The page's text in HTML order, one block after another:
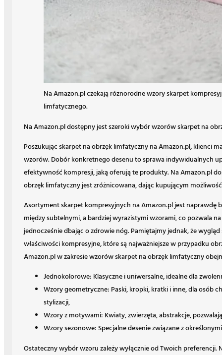
Na Amazon.pl czekają różnorodne wzory skarpet
limfatycznego.
Na Amazon.pl dostępny jest szeroki wybór wzorów skarpet na
Poszukując skarpet na obrzęk limfatyczny na Amazon.pl, klienci
wzorów. Dobór konkretnego desenu to sprawa indywidualnych
efektywność kompresji, jaką oferują te produkty. Na Amazon.pl
obrzęk limfatyczny jest zróżnicowana, dając kupującym
Asortyment skarpet kompresyjnych na Amazon.pl jest naprawdę
między subtelnymi, a bardziej wyrazistymi wzorami, co pozwala
jednocześnie dbając o zdrowie nóg. Pamiętajmy jednak, że
właściwości kompresyjne, które są najważniejsze w przypadku
Amazon.pl w zakresie wzorów skarpet na obrzęk limfatyczny
Jednokolorowe: Klasyczne i uniwersalne, idealne dla
Wzory geometryczne: Paski, kropki, kratki i inne, dla osób
stylizacji,
Wzory z motywami: Kwiaty, zwierzęta, abstrakcje,
Wzory sezonowe: Specjalne desenie związane z
Ostateczny wybór wzoru zależy wyłącznie od Twoich preferencji.